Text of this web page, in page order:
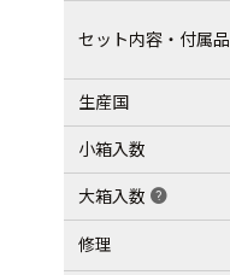
セット内容・付属品
生産国
小箱入数
大箱入数 help
修理